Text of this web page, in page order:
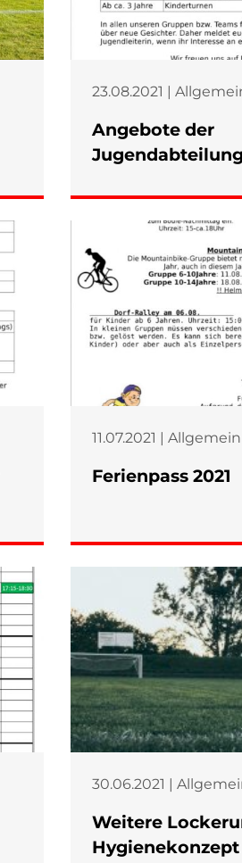
23.08.2021 |
Angebote der
Jugendabteilung
11.07.2021 | Allgemein
Ferienpass 2021
30.06.2021 |
Weitere
Hygienekonzept